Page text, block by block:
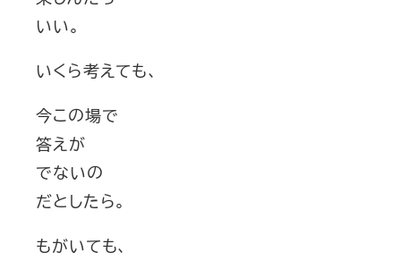
いい。
いくら考えても、
今この場で
答えが
でないの
だとしたら。
もがいても、